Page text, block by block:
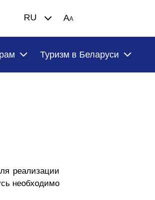
RU AA
Туризм в Беларуси
реализации
необходимо